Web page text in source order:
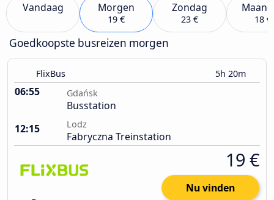
Vandaag Morgen
19 €
Zondag
23 € 18 €
Goedkoopste busreizen morgen
FlixBus 5h 20m
06:55 Gdańsk
Busstation
12:15
Lodz
Fabryczna Treinstation
19 €
Nu vinden